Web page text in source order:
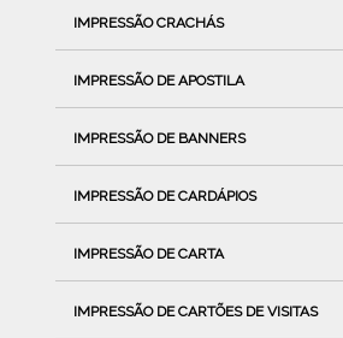
IMPRESSÃO CRACHÁS
IMPRESSÃO DE APOSTILA
IMPRESSÃO DE BANNERS
IMPRESSÃO DE CARDÁPIOS
IMPRESSÃO DE CARTA
IMPRESSÃO DE CARTÕES DE VISITAS